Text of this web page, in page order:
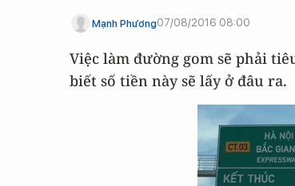
Mạnh Phương07/08/2016 08:00
Việc làm đường gom sẽ phải
biết số tiền này sẽ lấy ở đâu ra.